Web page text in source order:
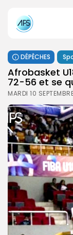
DÉPÊCHES
Afrobasket
72-56 et se
MARDI 10